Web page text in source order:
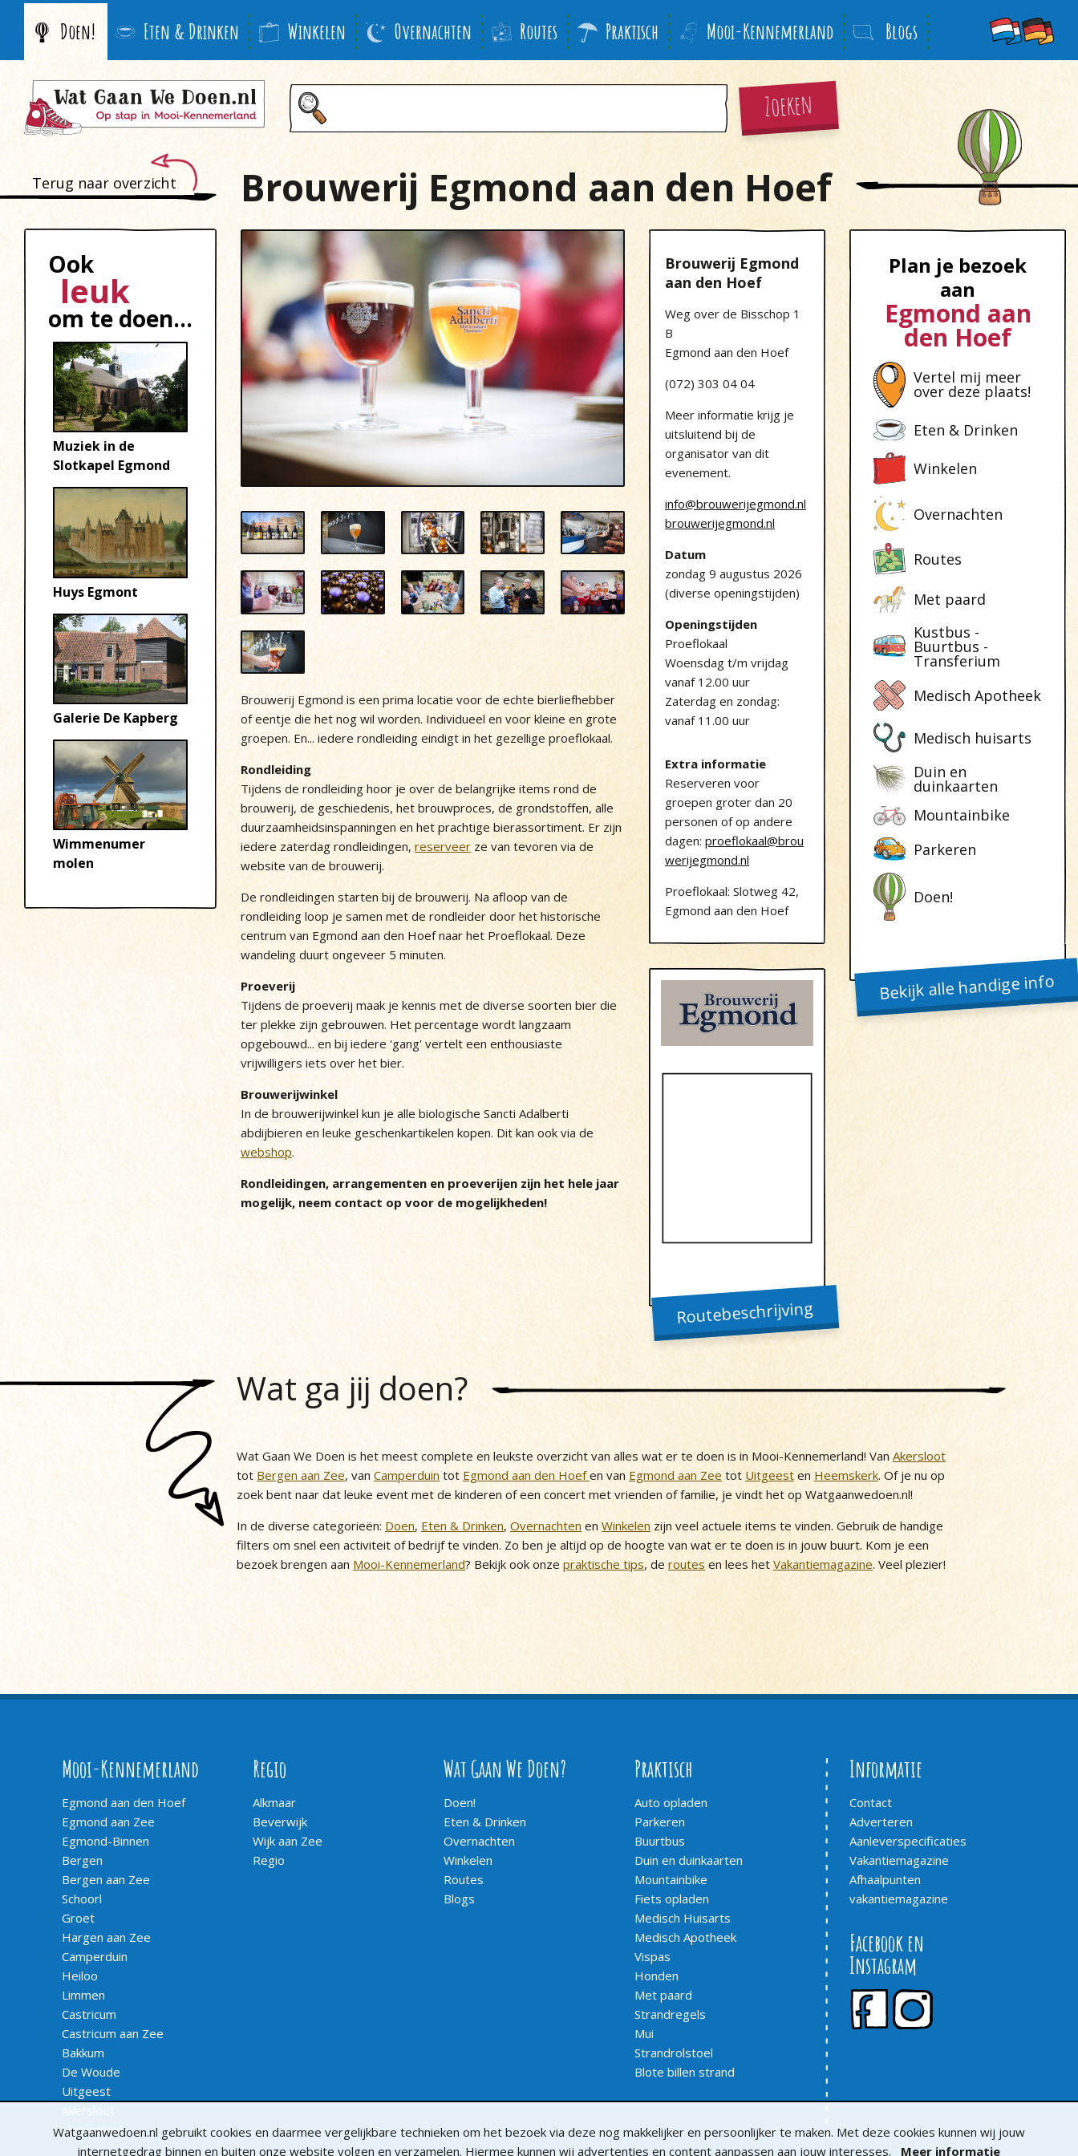
Doen! Eten & Drinken Winkelen Overnachten Routes Praktisch Mooi-Kennemerland Blogs
Zoeken
Terug naar overzicht
Ook
leuk
om te doen...
Muziek in de
Slotkapel Egmond
Huys Egmont
Galerie De Kapberg
Wimmenumer
molen
Brouwerij Egmond aan den Hoef
Brouwerij Egmond is een prima locatie voor de echte bierliefhebber
of eentje die het nog wil worden. Individueel en voor kleine en grote
groepen. En... iedere rondleiding eindigt in het gezellige proeflokaal.
Rondleiding
Tijdens de rondleiding hoor je over de belangrijke items rond de
brouwerij, de geschiedenis, het brouwproces, de grondstoffen, alle
duurzaamheidsinspanningen en het prachtige bierassortiment. Er zijn
iedere zaterdag rondleidingen, reserveer ze van tevoren via de
website van de brouwerij.
De rondleidingen starten bij de brouwerij. Na afloop van de
rondleiding loop je samen met de rondleider door het historische
centrum van Egmond aan den Hoef naar het Proeflokaal. Deze
wandeling duurt ongeveer 5 minuten.
Proeverij
Tijdens de proeverij maak je kennis met de diverse soorten bier die
ter plekke zijn gebrouwen. Het percentage wordt langzaam
opgebouwd... en bij iedere 'gang' vertelt een enthousiaste
vrijwilligers iets over het bier.
Brouwerijwinkel
In de brouwerijwinkel kun je alle biologische Sancti Adalberti
abdijbieren en leuke geschenkartikelen kopen. Dit kan ook via de
webshop.
Rondleidingen, arrangementen en proeverijen zijn het hele jaar
mogelijk, neem contact op voor de mogelijkheden!
Brouwerij Egmond
aan den Hoef
Weg over de Bisschop 1
B
Egmond aan den Hoef
(072) 303 04 04
Meer informatie krijg je
uitsluitend bij de
organisator van dit
evenement.
info@brouwerijegmond.nl
brouwerijegmond.nl
Datum
zondag 9 augustus 2026
(diverse openingstijden)
Openingstijden
Proeflokaal
Woensdag t/m vrijdag
vanaf 12.00 uur
Zaterdag en zondag:
vanaf 11.00 uur
Extra informatie
Reserveren voor
groepen groter dan 20
personen of op andere
dagen: proeflokaal@brou
werijegmond.nl
Proeflokaal: Slotweg 42,
Egmond aan den Hoef
Routebeschrijving
Plan je bezoek
aan
Egmond aan
den Hoef
Vertel mij meer
over deze plaats!
Eten & Drinken
Winkelen
Overnachten
Routes
Met paard
Kustbus -
Buurtbus -
Transferium
Medisch Apotheek
Medisch huisarts
Duin en
duinkaarten
Mountainbike
Parkeren
Doen!
Bekijk alle handige info
Wat ga jij doen?
Wat Gaan We Doen is het meest complete en leukste overzicht van alles wat er te doen is in Mooi-Kennemerland! Van Akersloot
tot Bergen aan Zee, van Camperduin tot Egmond aan den Hoefen van Egmond aan Zee tot Uitgeest en Heemskerk. Of je nu op
zoek bent naar dat leuke event met de kinderen of een concert met vrienden of familie, je vindt het op Watgaanwedoen.nl!
In de diverse categorieën: Doen, Eten & Drinken, Overnachten en Winkelen zijn veel actuele items te vinden. Gebruik de handige
filters om snel een activiteit of bedrijf te vinden. Zo ben je altijd op de hoogte van wat er te doen is in jouw buurt. Kom je een
bezoek brengen aan Mooi-Kennemerland? Bekijk ook onze praktische tips, de routes en lees het Vakantiemagazine. Veel plezier!
Mooi-Kennemerland
Egmond aan den Hoef
Egmond aan Zee
Egmond-Binnen
Bergen
Bergen aan Zee
Schoorl
Groet
Hargen aan Zee
Camperduin
Heiloo
Limmen
Castricum
Castricum aan Zee
Bakkum
De Woude
Uitgeest
Akersloot
Heemskerk
Regio
Alkmaar
Beverwijk
Wijk aan Zee
Regio
Wat Gaan We Doen?
Doen!
Eten & Drinken
Overnachten
Winkelen
Routes
Blogs
Praktisch
Auto opladen
Parkeren
Buurtbus
Duin en duinkaarten
Mountainbike
Fiets opladen
Medisch Huisarts
Medisch Apotheek
Vispas
Honden
Met paard
Strandregels
Mui
Strandrolstoel
Blote billen strand
Informatie
Contact
Adverteren
Aanleverspecificaties
Vakantiemagazine
Afhaalpunten
vakantiemagazine
Facebook en
Instagram
Watgaanwedoen.nl gebruikt cookies en daarmee vergelijkbare technieken om het bezoek via deze nog makkelijker en persoonlijker te maken. Met deze cookies kunnen wij jouw
internetgedrag binnen en buiten onze website volgen en verzamelen. Hiermee kunnen wij advertenties en content aanpassen aan jouw interesses. Meer informatie